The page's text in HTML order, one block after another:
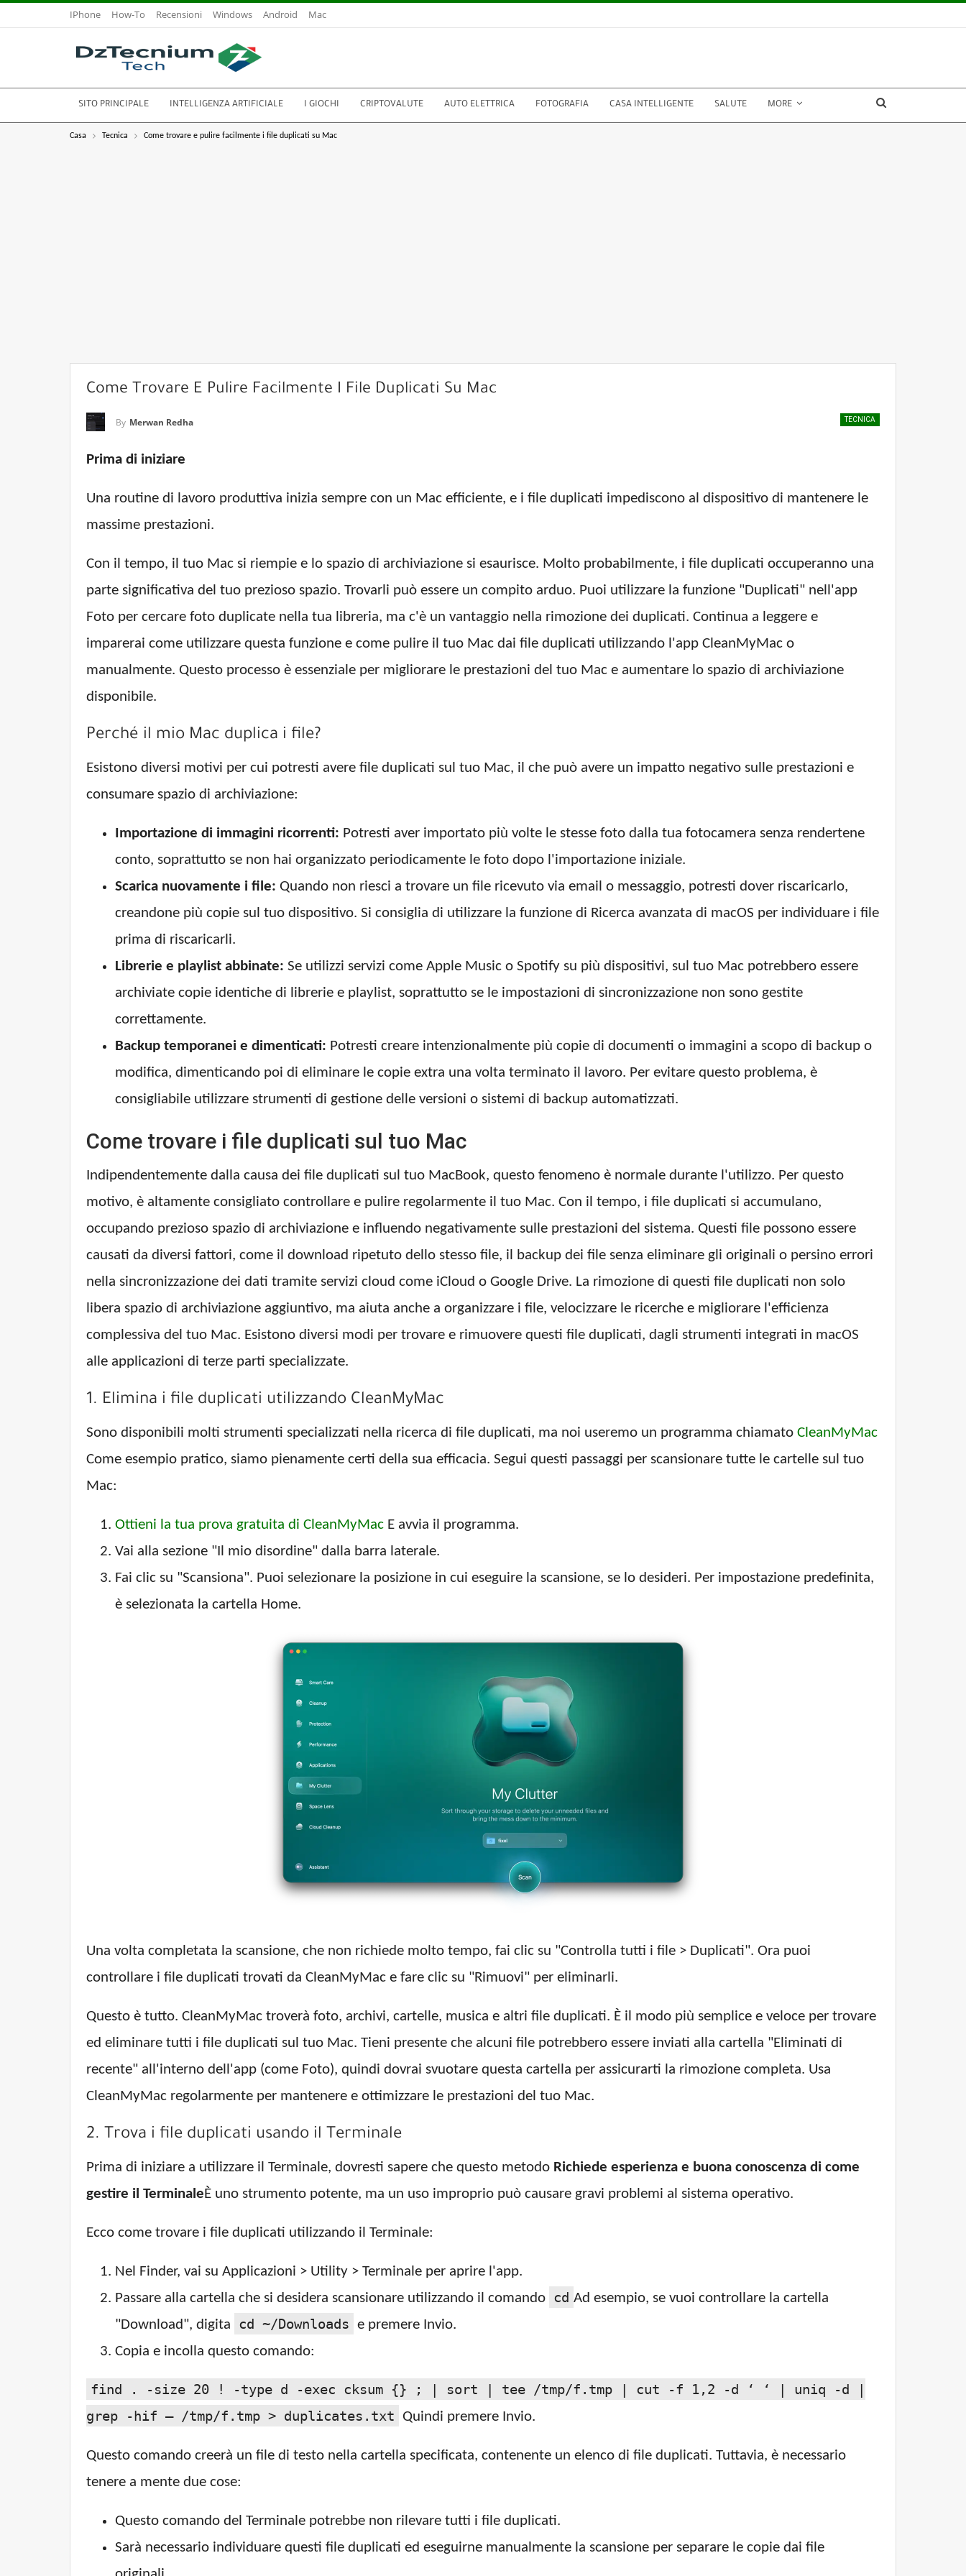
IPhone How-To Recensioni Windows Android Mac
SITO PRINCIPALE INTELLIGENZA ARTIFICIALE I GIOCHI CRIPTOVALUTE AUTO ELETTRICA FOTOGRAFIA CASA INTELLIGENTE SALUTE MORE
Casa Tecnica Come trovare e pulire facilmente i file duplicati su Mac
Come Trovare E Pulire Facilmente I File Duplicati Su Mac
TECNICA
By Merwan Redha
Prima di iniziare
Una routine di lavoro produttiva inizia sempre con un Mac efficiente, e i file duplicati impediscono al dispositivo di mantenere le
massime prestazioni.
Con il tempo, il tuo Mac si riempie e lo spazio di archiviazione si esaurisce. Molto probabilmente, i file duplicati occuperanno una
parte significativa del tuo prezioso spazio. Trovarli può essere un compito arduo. Puoi utilizzare la funzione "Duplicati" nell'app
Foto per cercare foto duplicate nella tua libreria, ma c'è un vantaggio nella rimozione dei duplicati. Continua a leggere e
imparerai come utilizzare questa funzione e come pulire il tuo Mac dai file duplicati utilizzando l'app CleanMyMac o
manualmente. Questo processo è essenziale per migliorare le prestazioni del tuo Mac e aumentare lo spazio di archiviazione
disponibile.
Perché il mio Mac duplica i file?
Esistono diversi motivi per cui potresti avere file duplicati sul tuo Mac, il che può avere un impatto negativo sulle prestazioni e
consumare spazio di archiviazione:
Importazione di immagini ricorrenti: Potresti aver importato più volte le stesse foto dalla tua fotocamera senza rendertene
conto, soprattutto se non hai organizzato periodicamente le foto dopo l'importazione iniziale.
Scarica nuovamente i file: Quando non riesci a trovare un file ricevuto via email o messaggio, potresti dover riscaricarlo,
creandone più copie sul tuo dispositivo. Si consiglia di utilizzare la funzione di Ricerca avanzata di macOS per individuare i file
prima di riscaricarli.
Librerie e playlist abbinate: Se utilizzi servizi come Apple Music o Spotify su più dispositivi, sul tuo Mac potrebbero essere
archiviate copie identiche di librerie e playlist, soprattutto se le impostazioni di sincronizzazione non sono gestite
correttamente.
Backup temporanei e dimenticati: Potresti creare intenzionalmente più copie di documenti o immagini a scopo di backup o
modifica, dimenticando poi di eliminare le copie extra una volta terminato il lavoro. Per evitare questo problema, è
consigliabile utilizzare strumenti di gestione delle versioni o sistemi di backup automatizzati.
Come trovare i file duplicati sul tuo Mac
Indipendentemente dalla causa dei file duplicati sul tuo MacBook, questo fenomeno è normale durante l'utilizzo. Per questo
motivo, è altamente consigliato controllare e pulire regolarmente il tuo Mac. Con il tempo, i file duplicati si accumulano,
occupando prezioso spazio di archiviazione e influendo negativamente sulle prestazioni del sistema. Questi file possono essere
causati da diversi fattori, come il download ripetuto dello stesso file, il backup dei file senza eliminare gli originali o persino errori
nella sincronizzazione dei dati tramite servizi cloud come iCloud o Google Drive. La rimozione di questi file duplicati non solo
libera spazio di archiviazione aggiuntivo, ma aiuta anche a organizzare i file, velocizzare le ricerche e migliorare l'efficienza
complessiva del tuo Mac. Esistono diversi modi per trovare e rimuovere questi file duplicati, dagli strumenti integrati in macOS
alle applicazioni di terze parti specializzate.
1. Elimina i file duplicati utilizzando CleanMyMac
Sono disponibili molti strumenti specializzati nella ricerca di file duplicati, ma noi useremo un programma chiamato CleanMyMac
Come esempio pratico, siamo pienamente certi della sua efficacia. Segui questi passaggi per scansionare tutte le cartelle sul tuo
Mac:
Ottieni la tua prova gratuita di CleanMyMac E avvia il programma.
Vai alla sezione "Il mio disordine" dalla barra laterale.
Fai clic su "Scansiona". Puoi selezionare la posizione in cui eseguire la scansione, se lo desideri. Per impostazione predefinita,
è selezionata la cartella Home.
Una volta completata la scansione, che non richiede molto tempo, fai clic su "Controlla tutti i file > Duplicati". Ora puoi
controllare i file duplicati trovati da CleanMyMac e fare clic su "Rimuovi" per eliminarli.
Questo è tutto. CleanMyMac troverà foto, archivi, cartelle, musica e altri file duplicati. È il modo più semplice e veloce per trovare
ed eliminare tutti i file duplicati sul tuo Mac. Tieni presente che alcuni file potrebbero essere inviati alla cartella "Eliminati di
recente" all'interno dell'app (come Foto), quindi dovrai svuotare questa cartella per assicurarti la rimozione completa. Usa
CleanMyMac regolarmente per mantenere e ottimizzare le prestazioni del tuo Mac.
2. Trova i file duplicati usando il Terminale
Prima di iniziare a utilizzare il Terminale, dovresti sapere che questo metodo Richiede esperienza e buona conoscenza di come
gestire il TerminaleÈ uno strumento potente, ma un uso improprio può causare gravi problemi al sistema operativo.
Ecco come trovare i file duplicati utilizzando il Terminale:
Nel Finder, vai su Applicazioni > Utility > Terminale per aprire l'app.
Passare alla cartella che si desidera scansionare utilizzando il comando cd Ad esempio, se vuoi controllare la cartella
"Download", digita
cd ~/Downloads e premere Invio.
Copia e incolla questo comando:
find . -size 20 ! -type d -exec cksum {} ; | sort | tee /tmp/f.tmp | cut -f 1,2 -d ‘ ‘ | uniq -d |
grep -hif – /tmp/f.tmp > duplicates.txt Quindi premere Invio.
Questo comando creerà un file di testo nella cartella specificata, contenente un elenco di file duplicati. Tuttavia, è necessario
tenere a mente due cose:
Questo comando del Terminale potrebbe non rilevare tutti i file duplicati.
Sarà necessario individuare questi file duplicati ed eseguirne manualmente la scansione per separare le copie dai file